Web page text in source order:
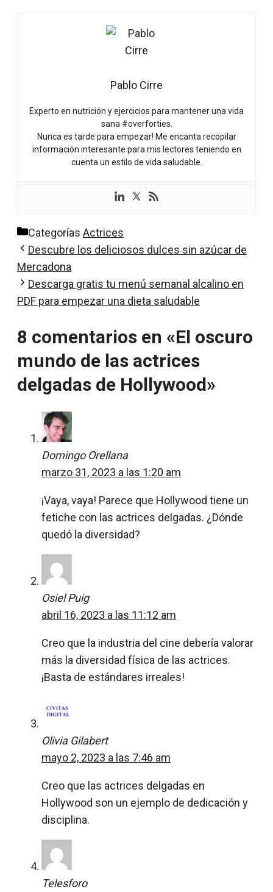
Pablo Cirre
Experto en nutrición y ejercicios para mantener una vida
sana #overforties.
Nunca es tarde para empezar! Me encanta recopilar
información interesante para mis lectores teniendo en
cuenta un estilo de vida saludable.
Categorías Actrices
Descubre los deliciosos dulces sin azúcar de
Mercadona
Descarga gratis tu menú semanal alcalino en
PDF para empezar una dieta saludable
8 comentarios en «El oscuro
mundo de las actrices
delgadas de Hollywood»
Domingo Orellana
marzo 31, 2023 a las 1:20 am
¡Vaya, vaya! Parece que Hollywood tiene un
fetiche con las actrices delgadas. ¿Dónde
quedó la diversidad?
Osiel Puig
abril 16, 2023 a las 11:12 am
Creo que la industria del cine debería valorar
más la diversidad física de las actrices.
¡Basta de estándares irreales!
Olivia Gilabert
mayo 2, 2023 a las 7:46 am
Creo que las actrices delgadas en
Hollywood son un ejemplo de dedicación y
disciplina.
Telesforo